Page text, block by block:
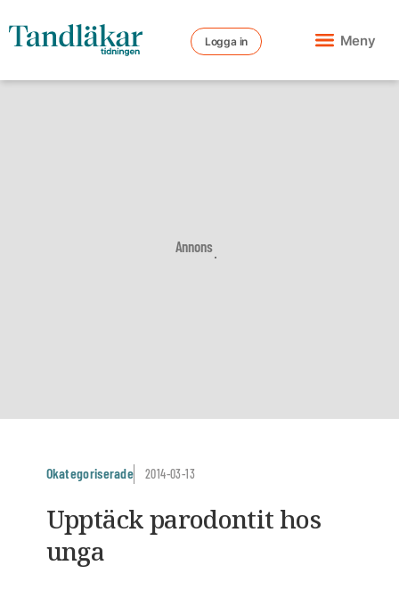
Logga in Meny
Annons
Okategoriserade 2014-03-13
Upptäck parodontit hos
unga